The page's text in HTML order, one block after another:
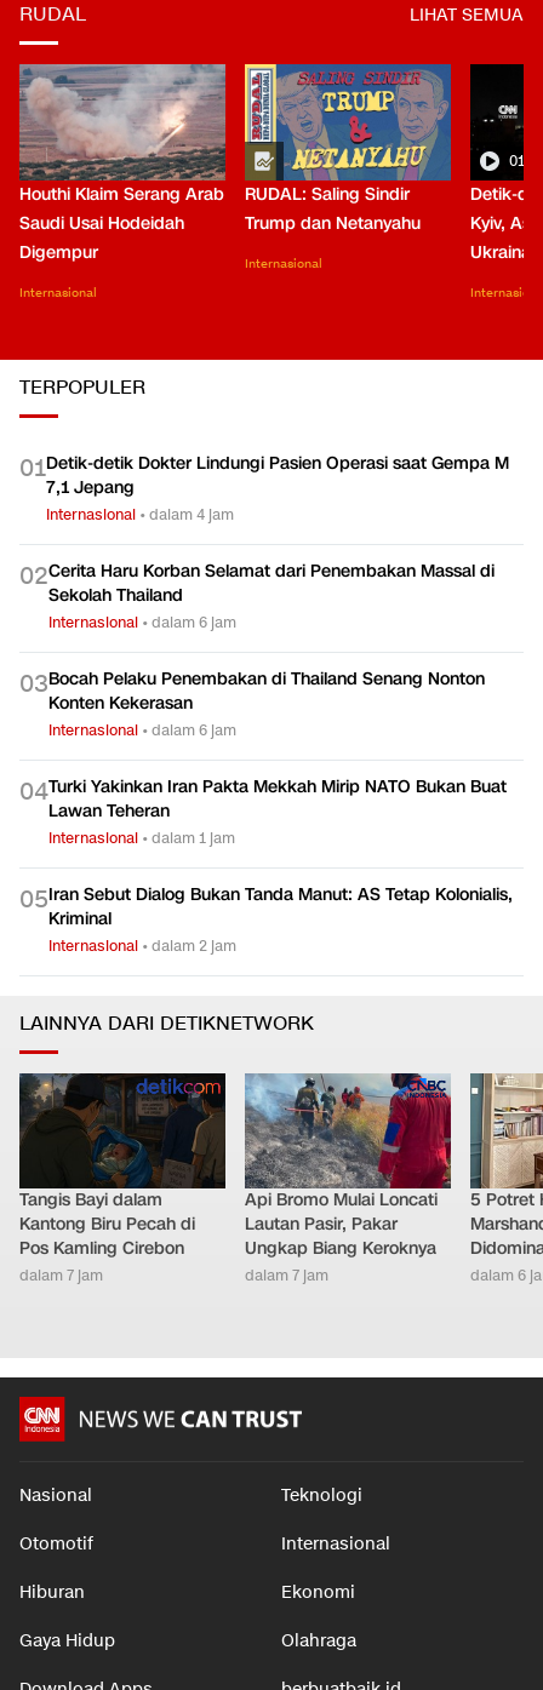
RUDAL LIHAT SEMUA
Houthi Klaim Serang Arab
Saudi Usai Hodeidah
Digempur
Internasional
RUDAL: Saling Sindir
Trump dan Netanyahu
Internasional
Detik-
Kyiv,
Ukraina
TERPOPULER
01Detik-detik Dokter Lindungi Pasien Operasi saat Gempa M
7,1 Jepang
Internasional •dalam 4 jam
02Cerita Haru Korban Selamat dari Penembakan Massal di
Sekolah Thailand
Internasional •dalam 6 jam
03Bocah Pelaku Penembakan di Thailand Senang Nonton
Konten Kekerasan
Internasional •dalam 6 jam
04Turki Yakinkan Iran Pakta Mekkah Mirip NATO Bukan Buat
Lawan Teheran
Internasional •dalam 1 jam
05Iran Sebut Dialog Bukan Tanda Manut: AS Tetap Kolonialis,
Kriminal
Internasional •dalam 2 jam
LAINNYA DARI DETIKNETWORK
Tangis Bayi dalam
Kantong Biru Pecah di
Pos Kamling Cirebon
dalam 7 jam
Api Bromo Mulai Loncati
Lautan Pasir, Pakar
Ungkap Biang Keroknya
dalam 7 jam
5 Potret
dalam 6
Nasional Teknologi
Otomotif Internasional
Hiburan Ekonomi
Gaya Hidup Olahraga